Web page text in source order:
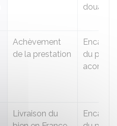
douane)
Achèvement
de la prestation
du prix
acompte
Livraison du